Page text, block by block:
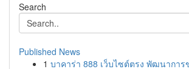
Search
Published News
1 บาคาร่า 888 เว็บไซต์ตรง พัฒนาการ